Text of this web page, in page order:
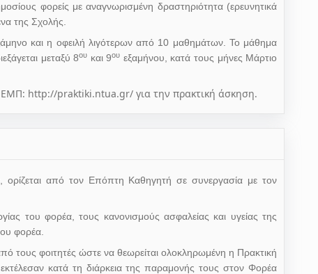
φορείς με αναγνωρισμένη δραστηριότητα (ερευνητικά
της Σχολής.
και η οφειλή λιγότερων από 10 μαθημάτων. Το μάθημα
μεταξύ 8ου και 9ου εξαμήνου, κατά τους μήνες Μάρτιο
ΕΜΠ: http://praktiki.ntua.gr/ για την πρακτική άσκηση.
ορίζεται από τον Επόπτη Καθηγητή σε συνεργασία με τον
του φορέα, τους κανονισμούς ασφαλείας και υγείας της
φορέα.
φοιτητές ώστε να θεωρείται ολοκληρωμένη η Πρακτική
κατά τη διάρκεια της παραμονής τους στον Φορέα